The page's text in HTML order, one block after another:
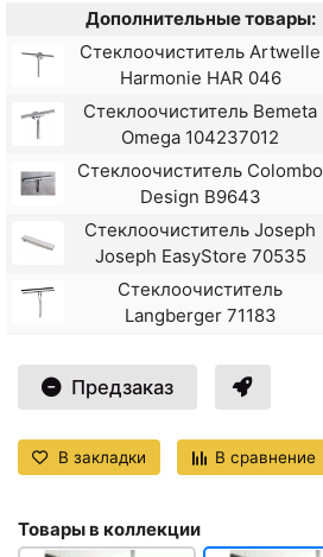
Дополнительные товары:
Стеклоочиститель Artwelle
Harmonie HAR 046
Стеклоочиститель Bemeta
Omega 104237012
Стеклоочиститель Colombo
Design B9643
Стеклоочиститель Joseph
Joseph EasyStore 70535
Стеклоочиститель
Langberger 71183
Buddy 023006-660
Стеклоочиститель
WasserKRAFT K-211
Предзаказ
В закладки В сравнение
Товары в коллекции